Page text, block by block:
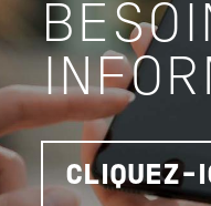
CLIQUEZ-